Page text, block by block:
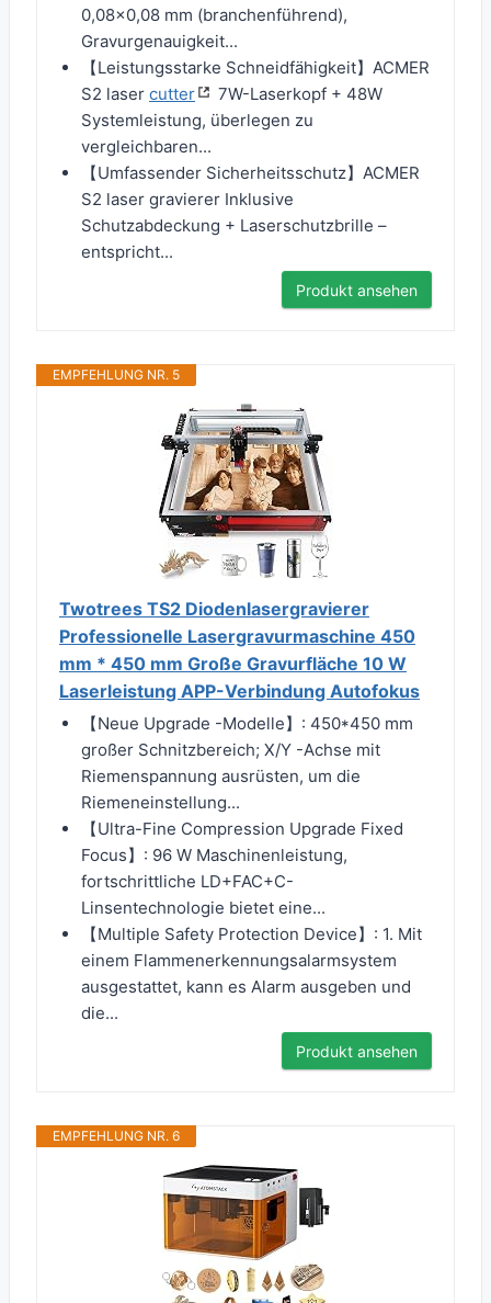
0,08×0,08 mm (branchenführend),
Gravurgenauigkeit...
【Leistungsstarke Schneidfähigkeit】ACMER
S2 laser cutter
7W-Laserkopf + 48W
Systemleistung, überlegen zu
vergleichbaren...
【Umfassender Sicherheitsschutz】ACMER
S2 laser gravierer Inklusive
Schutzabdeckung + Laserschutzbrille –
entspricht...
Produkt ansehen
EMPFEHLUNG NR. 5
Twotrees TS2 Diodenlasergravierer
Professionelle Lasergravurmaschine 450
mm * 450 mm Große Gravurfläche 10 W
Laserleistung APP-Verbindung Autofokus
【Neue Upgrade -Modelle】: 450*450 mm
großer Schnitzbereich; X/Y -Achse mit
Riemenspannung ausrüsten, um die
Riemeneinstellung...
【Ultra-Fine Compression Upgrade Fixed
Focus】: 96 W Maschinenleistung,
fortschrittliche LD+FAC+C-
Linsentechnologie bietet eine...
【Multiple Safety Protection Device】: 1. Mit
einem Flammenerkennungsalarmsystem
ausgestattet, kann es Alarm ausgeben und
die...
Produkt ansehen
EMPFEHLUNG NR. 6